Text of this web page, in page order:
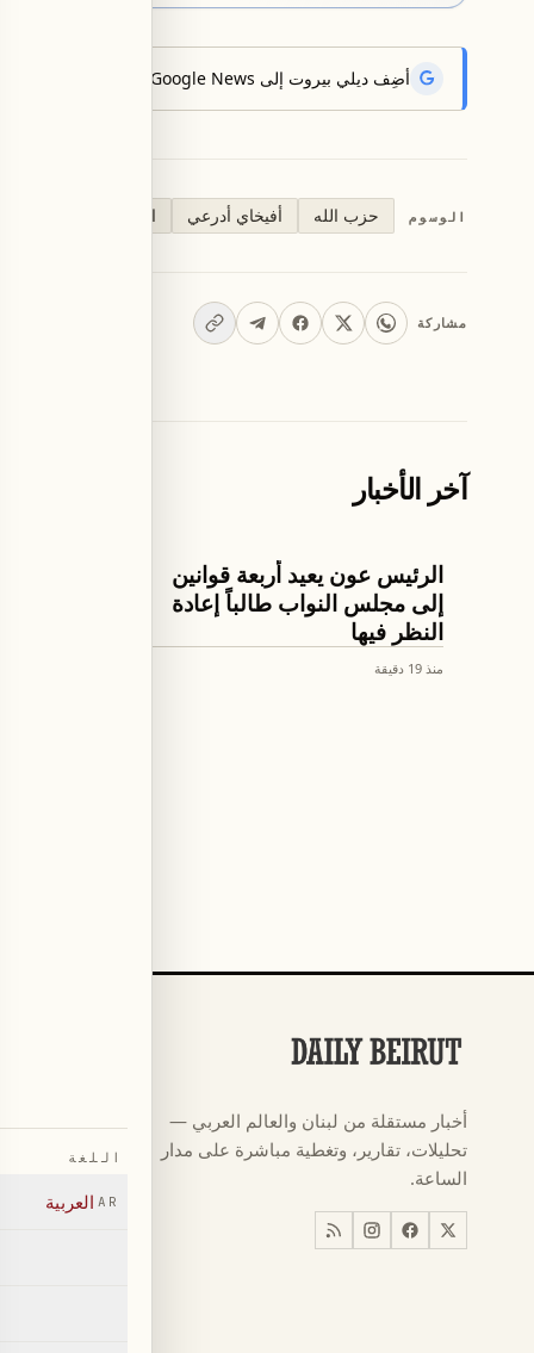
أضِف ديلي بيروت إلى Google News لتتلقّى أحدث الأخبار أوّلاً.
الوسوم حزب الله أفيخاي أدرعي الجيش الإسرائيلي
مشاركة
آخر الأخبار
اخبار لبنان
الرئيس عون يعيد أربعة قوانين
إلى مجلس النواب طالباً إعادة
النظر فيها
منذ 19 دقيقة
أخبار مستقلة من لبنان والعالم العربي —
تحليلات، تقارير، وتغطية مباشرة على مدار
الساعة.
كأس العالم
←أخبار
←اخبار لبنان
اللغة
AR العربية